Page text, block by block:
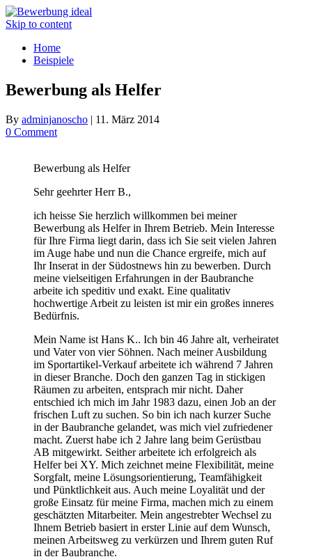
Skip to content
Home
Beispiele
Bewerbung als Helfer
By adminjanoscho | 11. März 2014
0 Comment
Bewerbung als Helfer
Sehr geehrter Herr B.,
ich heisse Sie herzlich willkommen bei meiner
Bewerbung als Helfer in Ihrem Betrieb. Mein Interesse
für Ihre Firma liegt darin, dass ich Sie seit vielen Jahren
im Auge habe und nun die Chance ergreife, mich auf
Ihr Inserat in der Südostnews hin zu bewerben. Durch
meine vielseitigen Erfahrungen in der Baubranche
arbeite ich speditiv und exakt. Eine qualitativ
hochwertige Arbeit zu leisten ist mir ein großes inneres
Bedürfnis.
Mein Name ist Hans K.. Ich bin 46 Jahre alt, verheiratet
und Vater von vier Söhnen. Nach meiner Ausbildung
im Sportartikel-Verkauf arbeitete ich während 7 Jahren
in dieser Branche. Doch den ganzen Tag in stickigen
Räumen zu arbeiten, entsprach mir nicht. Daher
entschied ich mich im Jahr 1983 dazu, einen Job an der
frischen Luft zu suchen. So bin ich nach kurzer Suche
in der Baubranche gelandet, was mich viel zufriedener
macht. Zuerst habe ich 2 Jahre lang beim Gerüstbau
AB mitgewirkt. Seither arbeitete ich erfolgreich als
Helfer bei XY. Mich zeichnet meine Flexibilität, meine
Sorgfalt, meine Lösungsorientierung, Teamfähigkeit
und Pünktlichkeit aus. Auch meine Loyalität und der
große Einsatz für meine Firma, machen mich zu einem
geschätzten Mitarbeiter. Mein angestrebter Wechsel zu
Ihnem Betrieb basiert in erster Linie auf dem Wunsch,
meinen Arbeitsweg zu verkürzen und Ihrem guten Ruf
in der Baubranche.